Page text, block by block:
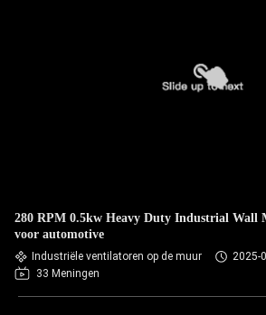
280 RPM 0.5kw Heavy Duty Industrial Wall
voor automotive
Industriële ventilatoren op de muur
2025-
33 Meningen